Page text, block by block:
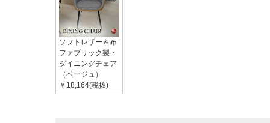
ソフトレザー＆布
ファブリック製・
ダイニングチェア
（ベージュ）
￥18,164(税抜)